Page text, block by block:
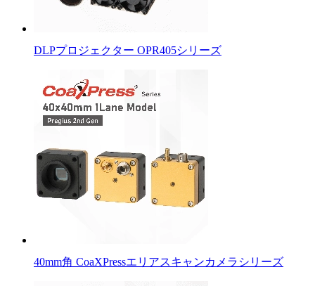
DLPプロジェクター OPR405シリーズ
40mm角 CoaXPressエリアスキャンカメラシリーズ